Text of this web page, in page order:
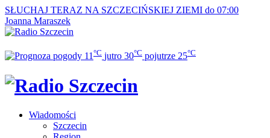
SŁUCHAJ TERAZ NA SZCZECIŃSKIEJ ZIEMI do 07:00
Joanna Maraszek
11 °C jutro 30°C pojutrze 25°C
Wiadomości
Szczecin